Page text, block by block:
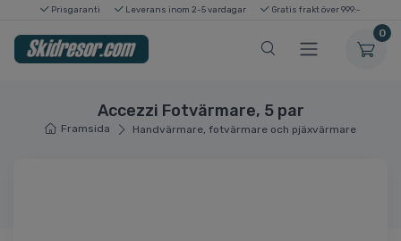
Prisgaranti Leverans inom 2-5 vardagar Gratis frakt över 999:-
0
Accezzi Fotvärmare, 5 par
Framsida Handvärmare, fotvärmare och pjäxvärmare